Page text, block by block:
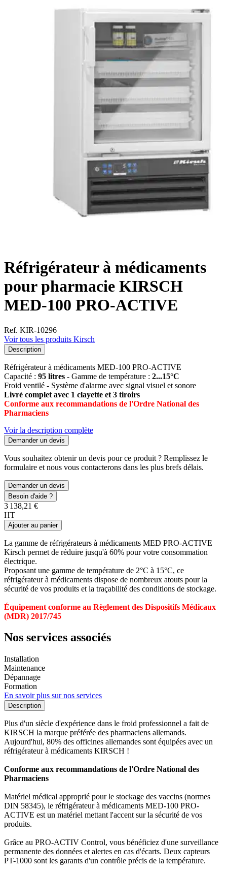
Réfrigérateur à médicaments
pour pharmacie KIRSCH
MED-100 PRO-ACTIVE
Ref. KIR-10296
Voir tous les produits Kirsch
Description
Réfrigérateur à médicaments MED-100 PRO-ACTIVE
Capacité : 95 litres - Gamme de température : 2...15°C
Froid ventilé - Système d'alarme avec signal visuel et sonore
Livré complet avec 1 clayette et 3 tiroirs
Conforme aux recommandations de l'Ordre National des
Pharmaciens
Voir la description complète
Demander un devis
Vous souhaitez obtenir un devis pour ce produit ? Remplissez le
formulaire et nous vous contacterons dans les plus brefs délais.
Demander un devis
Besoin d'aide ?
3 138,21 €
HT
Ajouter au panier
La gamme de réfrigérateurs à médicaments MED PRO-ACTIVE
Kirsch permet de réduire jusqu'à 60% pour votre consommation
électrique.
Proposant une gamme de température de 2°C à 15°C, ce
réfrigérateur à médicaments dispose de nombreux atouts pour la
sécurité de vos produits et la traçabilité des conditions de stockage.
Équipement conforme au Règlement des Dispositifs Médicaux
(MDR) 2017/745
Nos services associés
Installation
Maintenance
Dépannage
Formation
En savoir plus sur nos services
Description
Plus d'un siècle d'expérience dans le froid professionnel a fait de
KIRSCH la marque préférée des pharmaciens allemands.
Aujourd'hui, 80% des officines allemandes sont équipées avec un
réfrigérateur à médicaments KIRSCH !
Conforme aux recommandations de l'Ordre National des
Pharmaciens
Matériel médical approprié pour le stockage des vaccins (normes
DIN 58345), le réfrigérateur à médicaments MED-100 PRO-
ACTIVE est un matériel mettant l'accent sur la sécurité de vos
produits.
Grâce au PRO-ACTIV Control, vous bénéficiez d'une surveillance
permanente des données et alertes en cas d'écarts. Deux capteurs
PT-1000 sont les garants d'un contrôle précis de la température.